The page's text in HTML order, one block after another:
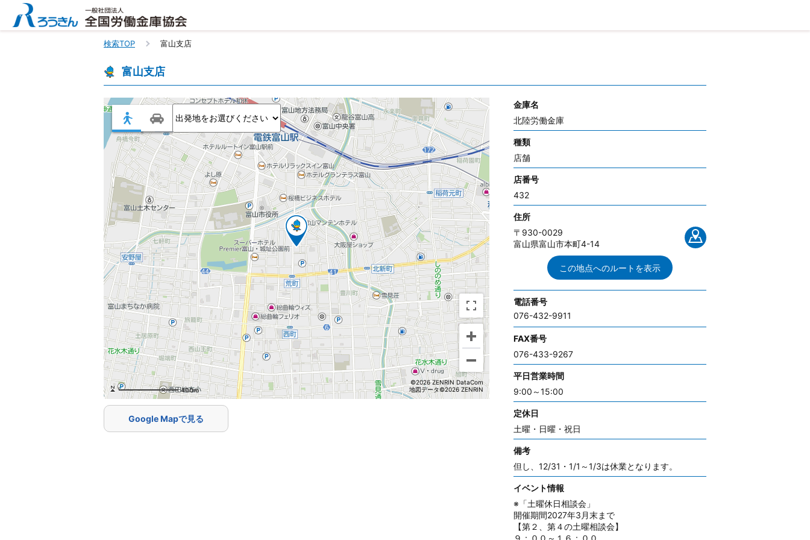
検索TOP 富山支店
富山支店
400m
©2026 ZENRIN DataCom
地図データ©2026 ZENRIN
Google Mapで見る
金庫名
北陸労働金庫
種類
店舗
店番号
432
住所
〒930-0029
富山県富山市本町4-14
この地点へのルートを表示
電話番号
076-432-9911
FAX番号
076-433-9267
平日営業時間
9:00～15:00
定休日
土曜・日曜・祝日
備考
但し、12/31・1/1～1/3は休業となります。
イベント情報
※「土曜休日相談会」
開催期間2027年3月末まで
【第２、第４の土曜相談会】
９：００～１６：００